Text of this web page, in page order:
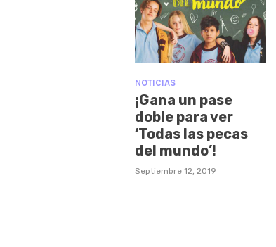
NOTICIAS
¡Gana un pase
doble para ver
‘Todas las pecas
del mundo’!
Septiembre 12, 2019